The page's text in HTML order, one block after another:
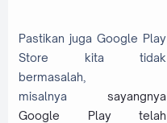
Pastikan juga Google Play
Store kita tidak
bermasalah,
misalnya sayangnya
Google Play telah